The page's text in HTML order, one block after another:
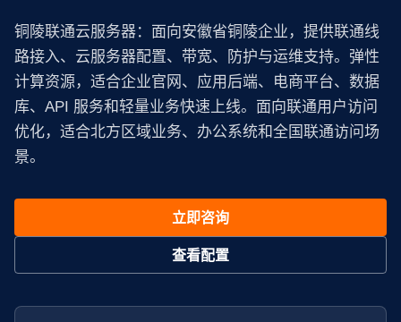
铜陵联通云服务器：面向安徽省铜陵企业，提供联通线
路接入、云服务器配置、带宽、防护与运维支持。弹性
计算资源，适合企业官网、应用后端、电商平台、数据
库、API 服务和轻量业务快速上线。面向联通用户访问
优化，适合北方区域业务、办公系统和全国联通访问场
景。
立即咨询
查看配置